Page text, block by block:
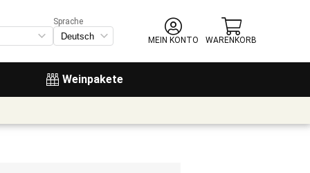
Weinpakete
Sprache
MEIN KONTO
WARENKORB